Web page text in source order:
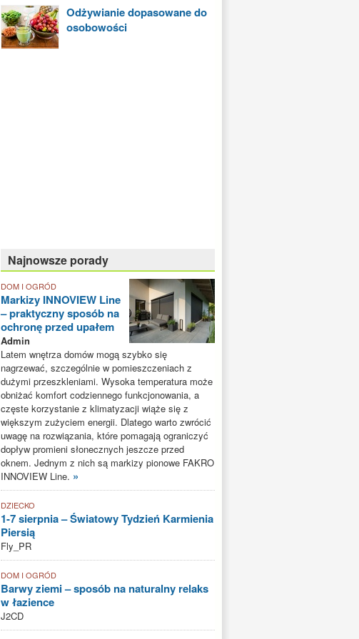
Odżywianie dopasowane do
osobowości
Najnowsze porady
DOM I OGRÓD
Markizy INNOVIEW Line
– praktyczny sposób na
ochronę przed upałem
Admin
Latem wnętrza domów mogą szybko się
nagrzewać, szczególnie w pomieszczeniach z
dużymi przeszkleniami. Wysoka temperatura może
obniżać komfort codziennego funkcjonowania, a
częste korzystanie z klimatyzacji wiąże się z
większym zużyciem energii. Dlatego warto zwrócić
uwagę na rozwiązania, które pomagają ograniczyć
dopływ promieni słonecznych jeszcze przed
oknem. Jednym z nich są markizy pionowe FAKRO
INNOVIEW Line. »
DZIECKO
1-7 sierpnia – Światowy Tydzień Karmienia
Piersią
Fly_PR
DOM I OGRÓD
Barwy ziemi – sposób na naturalny relaks
w łazience
J2CD